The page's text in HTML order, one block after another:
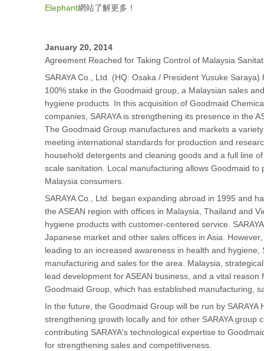
Elephant網站了解更多！
January 20, 2014
Agreement Reached for Taking Control of Malaysia
SARAYA Co., Ltd. (HQ: Osaka / President Yusuke
100% stake in the Goodmaid group, a Malaysian sales
hygiene products. In this acquisition of Goodmaid
companies, SARAYA is strengthening its presence in the
The Goodmaid Group manufactures and markets a
meeting international standards for production and
household detergents and cleaning goods and a full line
scale sanitation. Local manufacturing allows Goodmaid
Malaysia consumers.
SARAYA Co., Ltd. began expanding abroad in 1995 and
the ASEAN region with offices in Malaysia, Thailand and
hygiene products with customer-centered service.
Japanese market and other sales offices in Asia.
leading to an increased awareness in health and hygiene,
manufacturing and sales for the area. Malaysia,
lead development for ASEAN business, and a vital
Goodmaid Group, which has established manufacturing,
In the future, the Goodmaid Group will be run by
strengthening growth locally and for other SARAYA group
contributing SARAYA's technological expertise to
for strengthening sales and competitiveness.